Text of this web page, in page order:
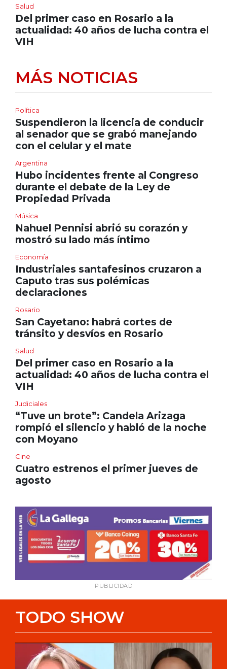
Salud
Del primer caso en Rosario a la
actualidad: 40 años de lucha contra el
VIH
MÁS NOTICIAS
Política
Suspendieron la licencia de conducir
al senador que se grabó manejando
con el celular y el mate
Argentina
Hubo incidentes frente al Congreso
durante el debate de la Ley de
Propiedad Privada
Música
Nahuel Pennisi abrió su corazón y
mostró su lado más íntimo
Economía
Industriales santafesinos cruzaron a
Caputo tras sus polémicas
declaraciones
Rosario
San Cayetano: habrá cortes de
tránsito y desvíos en Rosario
Salud
Del primer caso en Rosario a la
actualidad: 40 años de lucha contra el
VIH
Judiciales
“Tuve un brote”: Candela Arizaga
rompió el silencio y habló de la noche
con Moyano
Cine
Cuatro estrenos el primer jueves de
agosto
PUBLICIDAD
TODO SHOW